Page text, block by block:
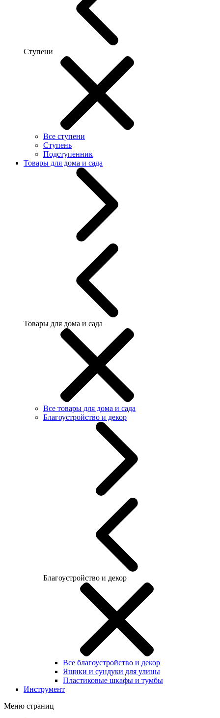
Ступени
Все ступени
Ступень
Подступенник
Товары для дома и сада
Товары для дома и сада
Все товары для дома и сада
Благоустройство и декор
Благоустройство и декор
Все благоустройство и декор
Ящики и сундуки для улицы
Пластиковые шкафы и тумбы
Инструмент
Меню страниц